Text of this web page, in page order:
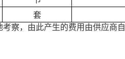
套
察，由此产生的费用由供应商自